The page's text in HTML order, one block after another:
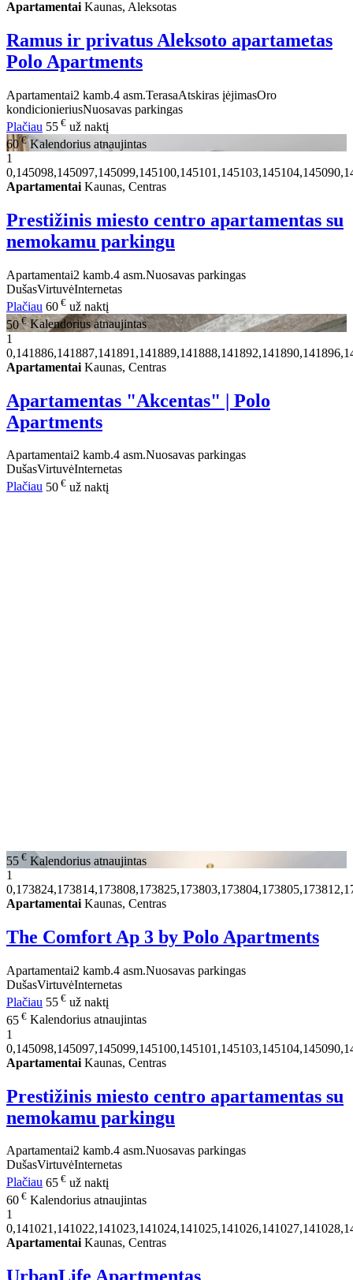
Apartamentai Kaunas, Aleksotas
Ramus ir privatus Aleksoto apartametas
Polo Apartments
Apartamentai2 kamb.4 asm.TerasaAtskiras įėjimasOro
kondicionieriusNuosavas parkingas
Plačiau 55 € už naktį
60€ Kalendorius atnaujintas
1
Apartamentai Kaunas, Centras
Prestižinis miesto centro apartamentas su
nemokamu parkingu
Apartamentai2 kamb.4 asm.Nuosavas parkingas
DušasVirtuvėInternetas
Plačiau 60 € už naktį
50€ Kalendorius atnaujintas
1
Apartamentai Kaunas, Centras
Apartamentas "Akcentas" | Polo
Apartments
Apartamentai2 kamb.4 asm.Nuosavas parkingas
DušasVirtuvėInternetas
Plačiau 50 € už naktį
55 € Kalendorius atnaujintas
1
Apartamentai Kaunas, Centras
The Comfort Ap 3 by Polo Apartments
Apartamentai2 kamb.4 asm.Nuosavas parkingas
DušasVirtuvėInternetas
Plačiau 55 € už naktį
65 € Kalendorius atnaujintas
1
Apartamentai Kaunas, Centras
Prestižinis miesto centro apartamentas su
nemokamu parkingu
Apartamentai2 kamb.4 asm.Nuosavas parkingas
DušasVirtuvėInternetas
Plačiau 65 € už naktį
60 € Kalendorius atnaujintas
1
Apartamentai Kaunas, Centras